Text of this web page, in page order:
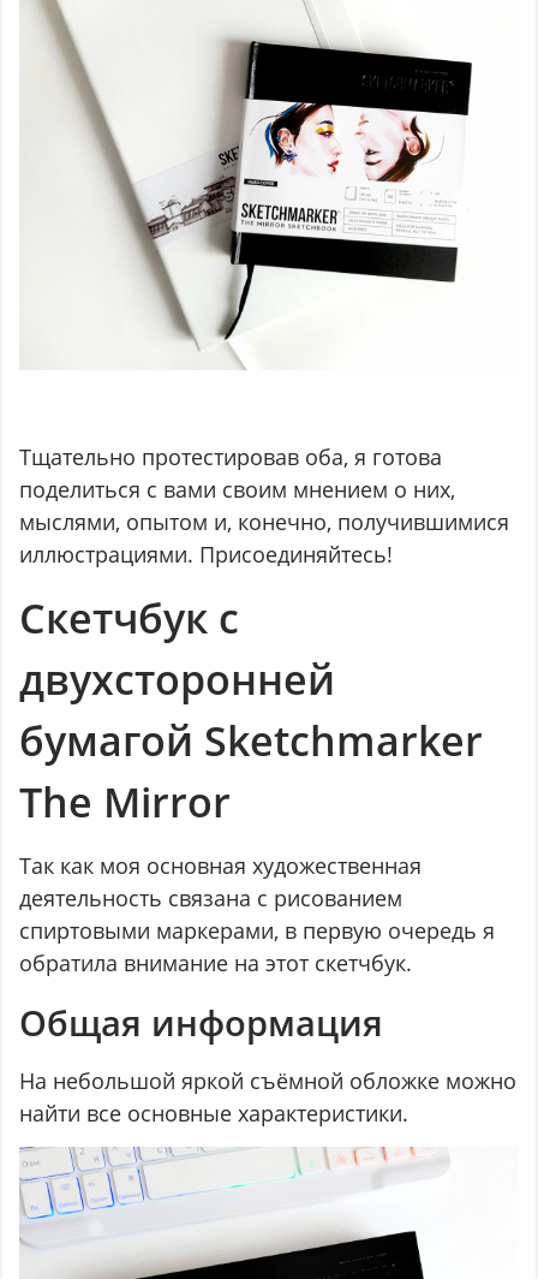
Тщательно протестировав оба, я готова
поделиться с вами своим мнением о них,
мыслями, опытом и, конечно, получившимися
иллюстрациями. Присоединяйтесь!
Скетчбук с
двухсторонней
бумагой Sketchmarker
The Mirror
Так как моя основная художественная
деятельность связана с рисованием
спиртовыми маркерами, в первую очередь я
обратила внимание на этот скетчбук.
Общая информация
На небольшой яркой съёмной обложке можно
найти все основные характеристики.